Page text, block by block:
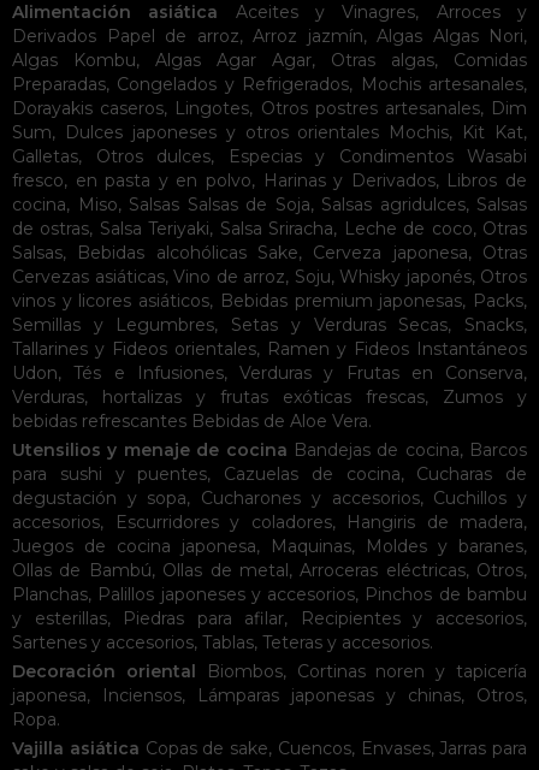
Alimentación asiática Aceites y Vinagres, Arroces y
Derivados
Papel de arroz, Arroz jazmín, Algas Algas Nori,
Algas Kombu, Algas Agar Agar, Otras algas, Comidas
Preparadas, Congelados y Refrigerados, Mochis artesanales,
Dorayakis caseros, Lingotes, Otros postres artesanales, Dim
Sum, Dulces japoneses y otros orientales Mochis, Kit Kat,
Galletas, Otros dulces, Especias y Condimentos
Wasabi
fresco, en pasta y en polvo, Harinas y Derivados, Libros de
cocina, Miso, Salsas Salsas de Soja, Salsas agridulces, Salsas
de ostras, Salsa Teriyaki, Salsa Sriracha, Leche de coco, Otras
Salsas, Bebidas alcohólicas Sake, Cerveza japonesa, Otras
Cervezas asiáticas, Vino de arroz, Soju, Whisky japonés, Otros
vinos y licores asiáticos, Bebidas premium japonesas, Packs,
Semillas y Legumbres, Setas y Verduras Secas, Snacks,
Tallarines y Fideos orientales, Ramen y Fideos Instantáneos
Udon,Tés e Infusiones, Verduras y Frutas en Conserva,
Verduras, hortalizas y frutas exóticas frescas, Zumos y
bebidas refrescantes Bebidas de Aloe Vera.
Utensilios y menaje de cocina Bandejas de cocina, Barcos
para sushi y puentes, Cazuelas de cocina, Cucharas de
degustación y sopa, Cucharones y accesorios, Cuchillos y
accesorios, Escurridores y coladores, Hangiris de madera,
Juegos de cocina japonesa, Maquinas, Moldes y baranes,
Ollas de Bambú, Ollas de metal,Arroceras eléctricas, Otros,
Planchas, Palillos japoneses y accesorios, Pinchos de bambu
y esterillas, Piedras para afilar, Recipientes y accesorios,
Sartenes y accesorios, Tablas, Teteras y accesorios.
Decoración oriental
Biombos, Cortinas noren y tapicería
japonesa, Inciensos, Lámparas japonesas y chinas, Otros,
Ropa.
Vajilla asiática Copas de sake, Cuencos, Envases,Jarras para